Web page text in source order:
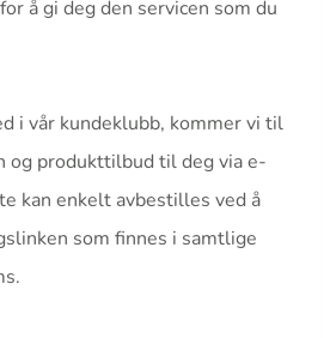
å gi deg den servicen som du
i vår kundeklubb, kommer vi til
og produkttilbud til deg via e-
kan enkelt avbestilles ved å
som finnes i samtlige